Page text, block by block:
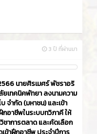
3 ปี ที่ผ่านมา
นายศิรเมศร์ พัชราอริ
เทคนิคพัทยา ลงนามความ
จำกัด (มหาชน) และเข้า
อาชีพในระบบทวิภาคี ให้
าการตลาด และคัดเลือก